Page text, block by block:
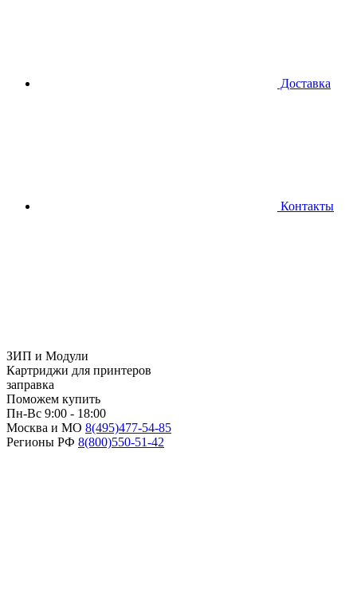
Доставка
Контакты
ЗИП и Модули
Картриджи для принтеров
заправка
Поможем купить
Пн-Вс 9:00 - 18:00
Москва и МО 8(495)477-54-85
Регионы РФ 8(800)550-51-42